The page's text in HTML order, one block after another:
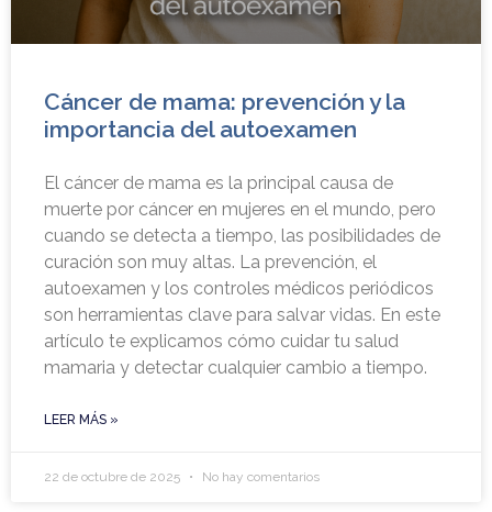
Cáncer de mama: prevención y la
importancia del autoexamen
El cáncer de mama es la principal causa de
muerte por cáncer en mujeres en el mundo, pero
cuando se detecta a tiempo, las posibilidades de
curación son muy altas. La prevención, el
autoexamen y los controles médicos periódicos
son herramientas clave para salvar vidas. En este
artículo te explicamos cómo cuidar tu salud
mamaria y detectar cualquier cambio a tiempo.
LEER MÁS »
22 de octubre de 2025 No hay comentarios